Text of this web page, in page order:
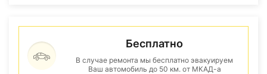
Бесплатно
В случае ремонта мы бесплатно эвакуируем
Ваш автомобиль до 50 км. от МКАД-а